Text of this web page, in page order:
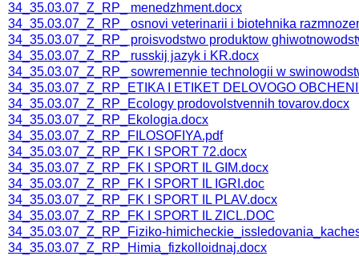
34_35.03.07_Z_RP_ menedzhment.docx
34_35.03.07_Z_RP_ osnovi veterinarii i biotehnika
34_35.03.07_Z_RP_ proisvodstwo produktow
34_35.03.07_Z_RP_ russkij jazyk i KR.docx
34_35.03.07_Z_RP_ sowremennie technologii w
34_35.03.07_Z_RP_ETIKA I ETIKET DELOVOGO
34_35.03.07_Z_RP_Ecology prodovolstvennih tovarov.docx
34_35.03.07_Z_RP_Ekologia.docx
34_35.03.07_Z_RP_FILOSOFIYA.pdf
34_35.03.07_Z_RP_FK I SPORT 72.docx
34_35.03.07_Z_RP_FK I SPORT IL GIM.docx
34_35.03.07_Z_RP_FK I SPORT IL IGRI.doc
34_35.03.07_Z_RP_FK I SPORT IL PLAV.docx
34_35.03.07_Z_RP_FK I SPORT IL ZICL.DOC
34_35.03.07_Z_RP_Fiziko-
34_35.03.07_Z_RP_Himia_fizkolloidnaj.docx